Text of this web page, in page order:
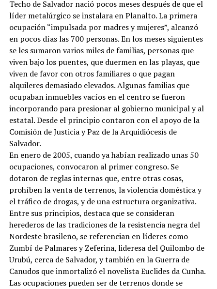
Techo de Salvador nació pocos meses después de que el
líder metalúrgico se instalara en Planalto. La primera
ocupación “impulsada por madres y mujeres”, alcanzó
en pocos días las 700 personas. En los meses siguientes
se les sumaron varios miles de familias, personas que
viven bajo los puentes, que duermen en las playas, que
viven de favor con otros familiares o que pagan
alquileres demasiado elevados. Algunas familias que
ocupaban inmuebles vacíos en el centro se fueron
incorporando para presionar al gobierno municipal y al
estatal. Desde el principio contaron con el apoyo de la
Comisión de Justicia y Paz de la Arquidiócesis de
Salvador.
En enero de 2005, cuando ya habían realizado unas 50
ocupaciones, convocaron al primer congreso. Se
dotaron de reglas internas que, entre otras cosas,
prohíben la venta de terrenos, la violencia doméstica y
el tráfico de drogas, y de una estructura organizativa.
Entre sus principios, destaca que se consideran
herederos de las tradiciones de la resistencia negra del
Nordeste brasileño, se referencian en líderes como
Zumbí de Palmares y Zeferina, lideresa del Quilombo de
Urubú, cerca de Salvador, y también en la Guerra de
Canudos que inmortalizó el novelista Euclides da Cunha.
Las ocupaciones pueden ser de terrenos donde se